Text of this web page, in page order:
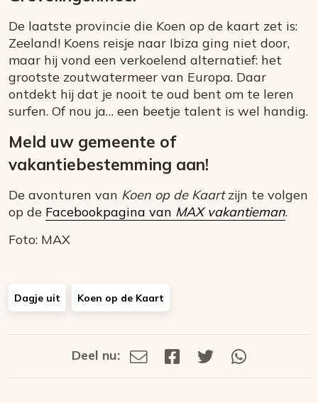
De laatste provincie die Koen op de kaart zet is:
Zeeland! Koens reisje naar Ibiza ging niet door,
maar hij vond een verkoelend alternatief: het
grootste zoutwatermeer van Europa. Daar
ontdekt hij dat je nooit te oud bent om te leren
surfen. Of nou ja… een beetje talent is wel handig.
Meld uw gemeente of
vakantiebestemming aan!
De avonturen van Koen op de Kaartzijn te volgen
op de Facebookpagina van MAX vakantieman.
Foto: MAX
Dagje uit Koen op de Kaart
Deel
Deel nu:
Deel
Deel
Deel